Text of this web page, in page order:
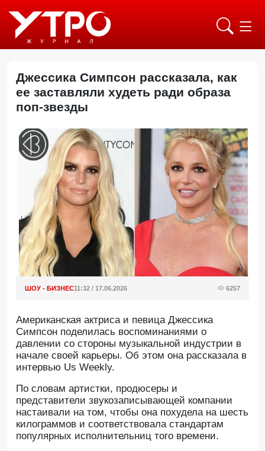
Джессика Симпсон рассказала, как
ее заставляли худеть ради образа
поп-звезды
ШОУ - БИЗНЕС11:32 / 17.06.2026 6257
Американская актриса и певица Джессика
Симпсон поделилась воспоминаниями о
давлении со стороны музыкальной индустрии в
начале своей карьеры. Об этом она рассказала в
интервью Us Weekly.
По словам артистки, продюсеры и
представители звукозаписывающей компании
настаивали на том, чтобы она похудела на шесть
килограммов и соответствовала стандартам
популярных исполнительниц того времени.